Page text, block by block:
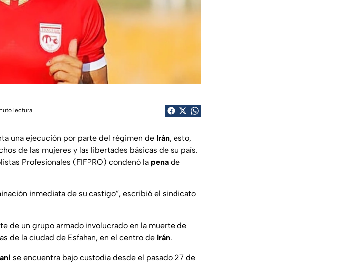
lectura
una ejecución por parte del régimen de Irán, esto,
de las mujeres y las libertades básicas de su país.
Profesionales (FIFPRO) condenó la pena de
inmediata de su castigo”, escribió el sindicato
de un grupo armado involucrado en la muerte de
de la ciudad de Esfahan, en el centro de Irán.
se encuentra bajo custodia desde el pasado 27 de